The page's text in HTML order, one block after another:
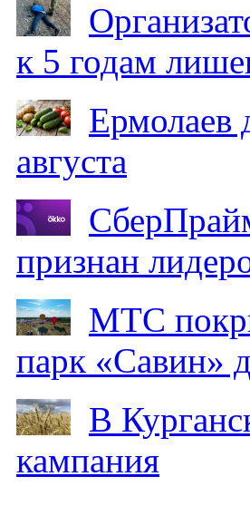
к 5 годам
Ермолаев
августа
признан
МТС
парк «Савин»
В
кампания